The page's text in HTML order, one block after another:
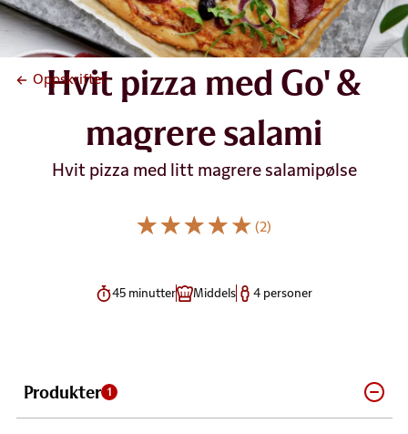
Oppskrifter
Hvit pizza med Go' &
magrere salami
Hvit pizza med litt magrere salamipølse
(2)
45 minutter Middels 4 personer
Produkter 1